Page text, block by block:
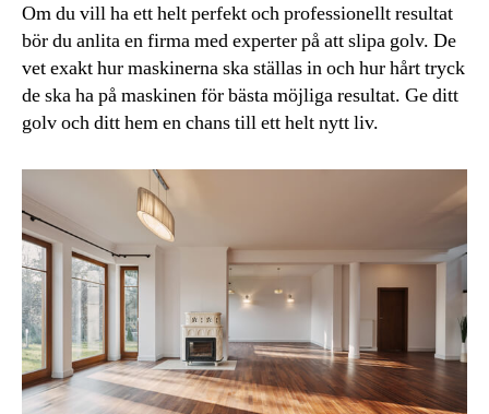
Om du vill ha ett helt perfekt och professionellt resultat
bör du anlita en firma med experter på att slipa golv. De
vet exakt hur maskinerna ska ställas in och hur hårt tryck
de ska ha på maskinen för bästa möjliga resultat. Ge ditt
golv och ditt hem en chans till ett helt nytt liv.